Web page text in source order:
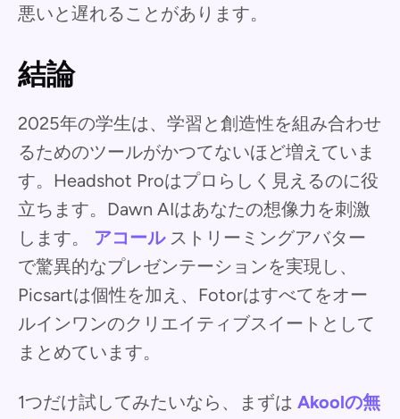
悪いと遅れることがあります。
結論
2025年の学生は、学習と創造性を組み合わせ
るためのツールがかつてないほど増えていま
す。Headshot Proはプロらしく見えるのに役
立ちます。Dawn AIはあなたの想像力を刺激
します。 アコール ストリーミングアバター
で驚異的なプレゼンテーションを実現し、
Picsartは個性を加え、Fotorはすべてをオー
ルインワンのクリエイティブスイートとして
まとめています。
1つだけ試してみたいなら、まずは Akoolの無